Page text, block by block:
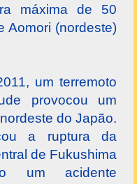
máxima de 50
Aomori (nordeste)
um terremoto
provocou um
do Japão.
a ruptura da
de Fukushima
um acidente